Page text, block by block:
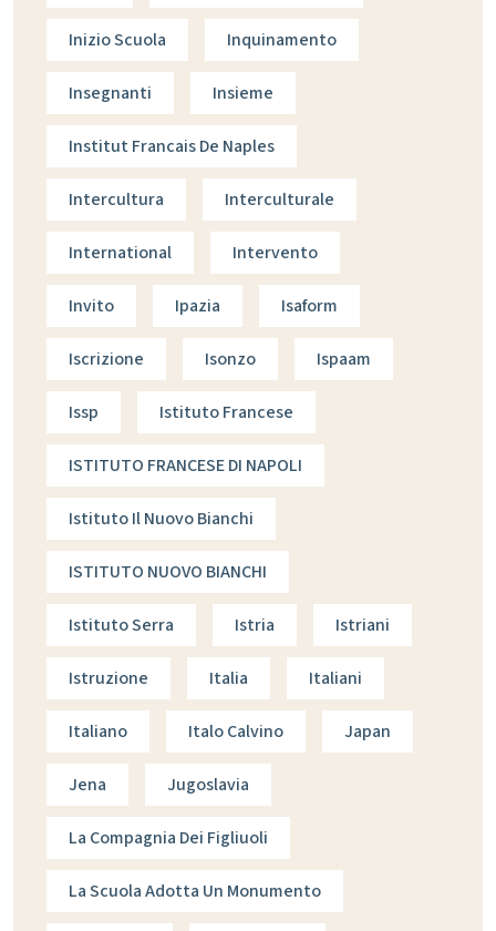
Inizio Scuola Inquinamento
Insegnanti Insieme
Institut Francais De Naples
Intercultura Interculturale
International Intervento
Invito Ipazia Isaform
Iscrizione Isonzo Ispaam
Issp Istituto Francese
ISTITUTO FRANCESE DI NAPOLI
Istituto Il Nuovo Bianchi
ISTITUTO NUOVO BIANCHI
Istituto Serra Istria Istriani
Istruzione Italia Italiani
Italiano Italo Calvino Japan
Jena Jugoslavia
La Compagnia Dei Figliuoli
La Scuola Adotta Un Monumento